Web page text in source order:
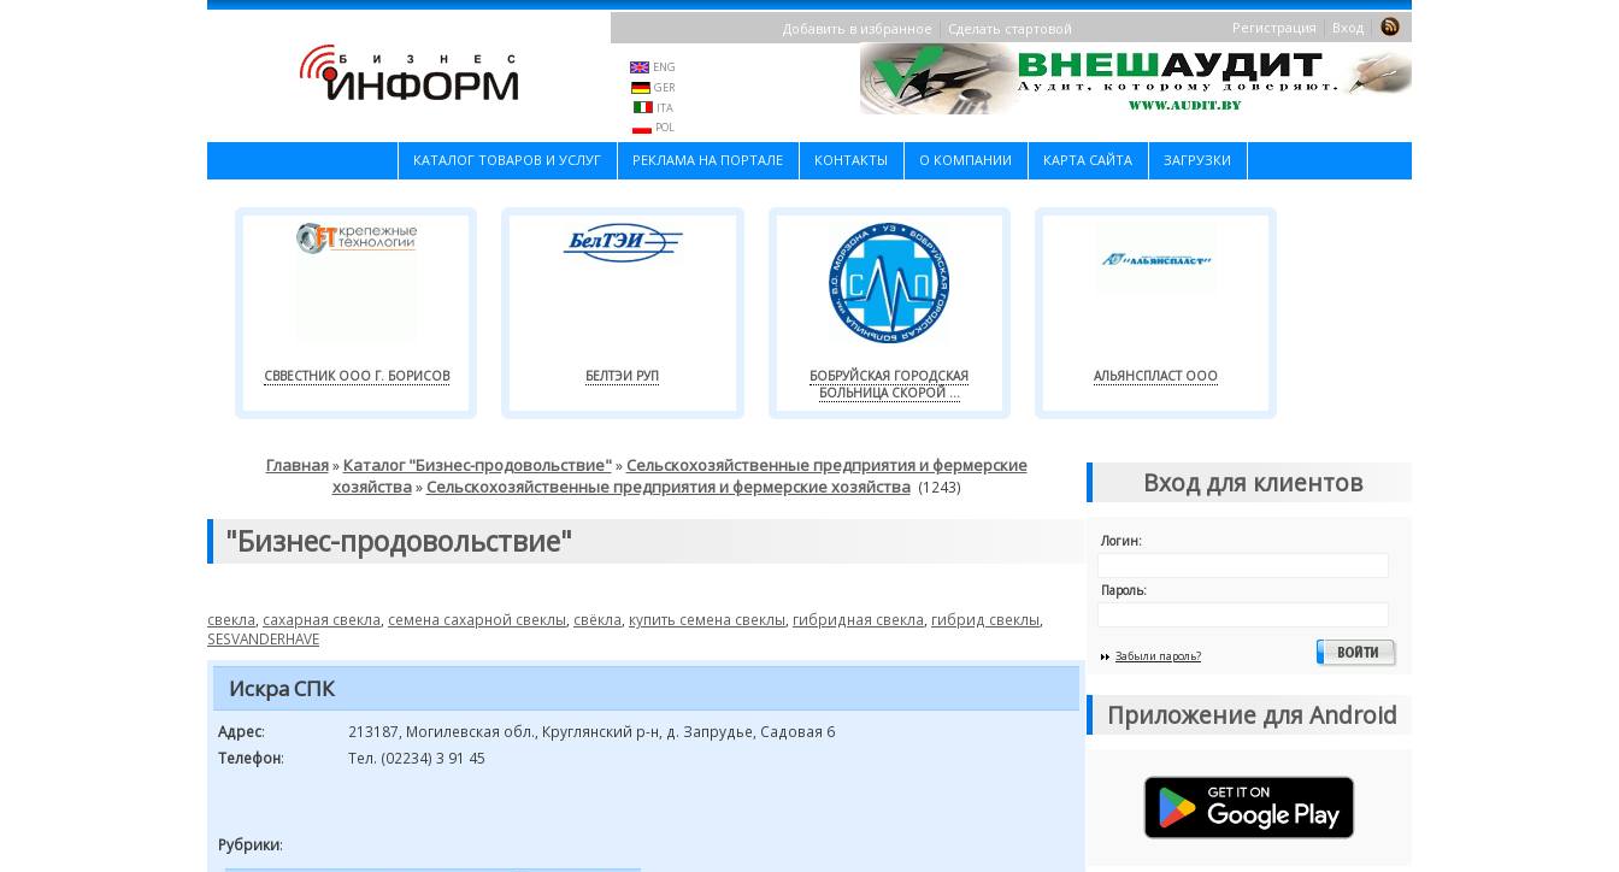
Регистрация Вход
Добавить в избранное Сделать стартовой
ENG
GER
ITA
POL
КАТАЛОГ ТОВАРОВ И УСЛУГ РЕКЛАМА НА ПОРТАЛЕ КОНТАКТЫ О КОМПАНИИ КАРТА САЙТА ЗАГРУЗКИ
СВВЕСТНИК ООО Г. БОРИСОВ БЕЛТЭИ РУП
БОБРУЙСКАЯ ГОРОДСКАЯ
БОЛЬНИЦА СКОРОЙ ...
АЛЬЯНСПЛАСТ ООО
Главная» Каталог "Бизнес-продовольствие"» Сельскохозяйственные предприятия и фермерские
хозяйства» Сельскохозяйственные предприятия и фермерские хозяйства(1243)
"Бизнес-продовольствие"
свекла сахарная свекла семена сахарной свеклы свёкла купить семена свеклы гибридная свекла гибрид свеклы
SESVANDERHAVE
Искра СПК
Адрес:
213187, Могилевская обл., Круглянский р-н, д. Запрудье, Садовая 6
Телефон: Тел. (02234) 3 91 45
Рубрики:
Вход для клиентов
Логин:
Пароль:
Забыли пароль?
Приложение для Android